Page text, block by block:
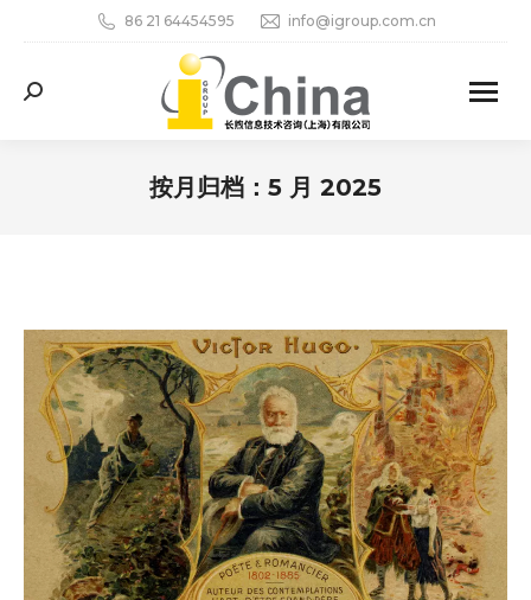
86 21 64454595 info@igroup.com.cn
Search:
按月归档： 5 月 2025